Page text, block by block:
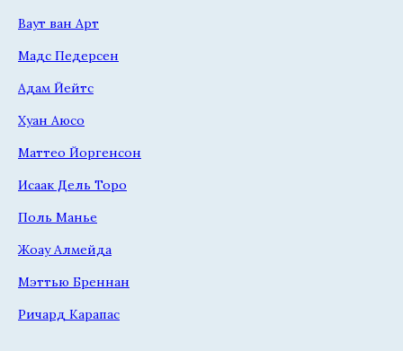
Ваут ван Арт
Мадс Педерсен
Адам Йейтс
Хуан Аюсо
Маттео Йоргенсон
Исаак Дель Торо
Поль Манье
Жоау Алмейда
Мэттью Бреннан
Ричард Карапас